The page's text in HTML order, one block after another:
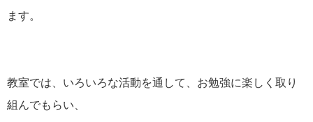
ます。
教室では、いろいろな活動を通して、お勉強に楽しく取り
組んでもらい、